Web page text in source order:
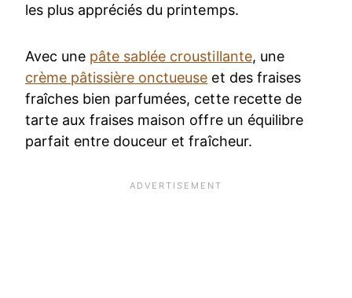
les plus appréciés du printemps.
Avec une pâte sablée croustillante, une
crème pâtissière onctueuse et des fraises
fraîches bien parfumées, cette recette de
tarte aux fraises maison offre un équilibre
parfait entre douceur et fraîcheur.